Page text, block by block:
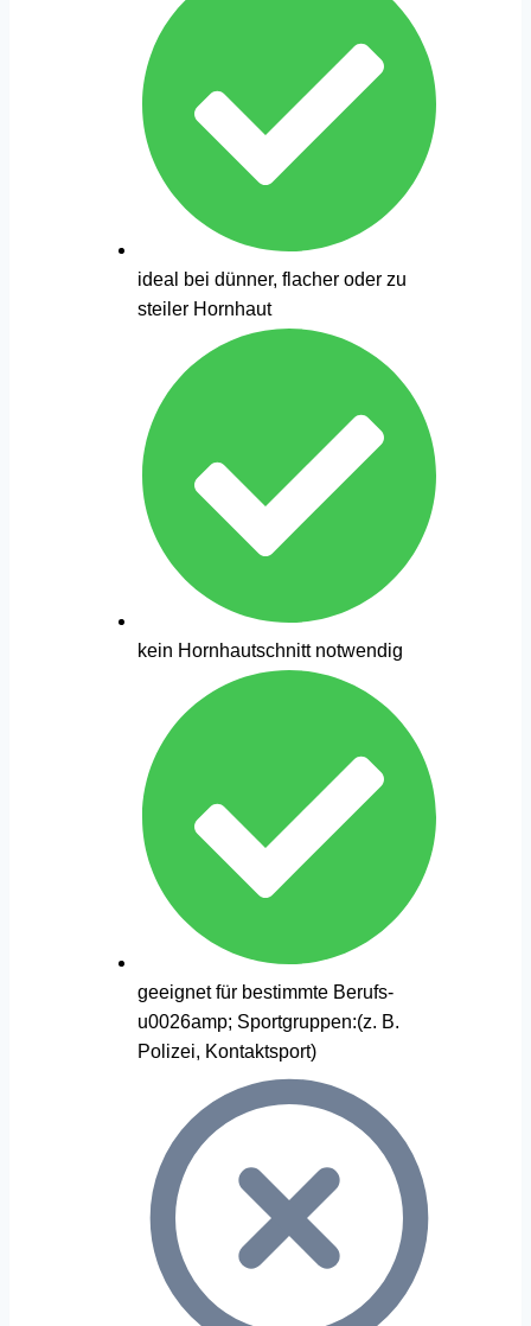
ideal bei dünner, flacher oder zu
steiler Hornhaut
kein Hornhautschnitt notwendig
geeignet für bestimmte Berufs-
u0026amp; Sportgruppen:(z. B.
Polizei, Kontaktsport)